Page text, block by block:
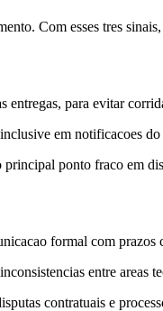
Com esses tres
entregas, para evitar
em notificacoes
ponto fraco em
formal com prazos
entre areas
contratuais e